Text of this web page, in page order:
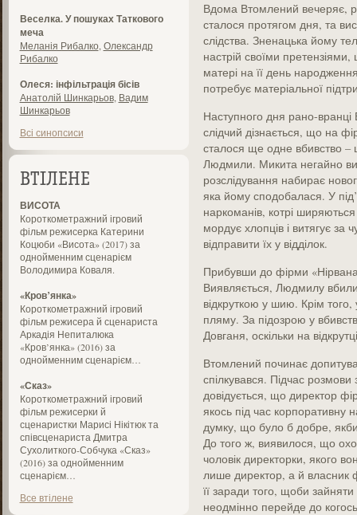
Веселка. У пошуках Таткового
меча
Меланія Рибалко Олександр
Рибалко
Олеся: інфільтрація бісів
Анатолій Шинкарьов, Вадим
Шинкарьов
Всі синопсиси
ВТІЛЕНЕ
ВИСОТА
Короткометражний ігровий
фільм режисерка Катерини
Коцюби «Висота» (2017) за
однойменним сценарієм
Володимира Коваля.
«Кров’янка»
Короткометражний ігровий
фільм режисера й сценариста
Аркадія Непиталюка
«Кров’янка» (2016) за
однойменним сценарієм…
«Сказ»
Короткометражний ігровий
фільм режисерки й
сценаристки Марисі Нікітюк та
співсценариста Дмитра
Сухолиткого-Собчука «Сказ»
(2016) за однойменним
сценарієм…
Все втілене
Вдома Втомлений вечеряє,
сталося протягом дня, та
слідства. Зненацька йому
настрій своїми
матері на її день
потребує матеріальної
Наступного дня рано-
слідчий дізнається, що на
сталося ще одне вбивство –
Людмили. Микита негайно
розслідування набирає
яка йому сподобалася. У
наркоманів, котрі
мордує хлопців і витягує за
відправити їх у відділок.
Прибувши до фірми
Виявляється, Людмилу
відкруткою у шию. Крім
пляму. За підозрою у
Довганя, оскільки на
Втомлений починає
спілкувався. Підчас
довідується, що директор
якось під час корпоративну
думку, що було б добре, якби
До того ж, виявилося, що
чоловік директорки, якого
лише директор, а й власник
її заради того, щоби
неодмінно перейде до когось